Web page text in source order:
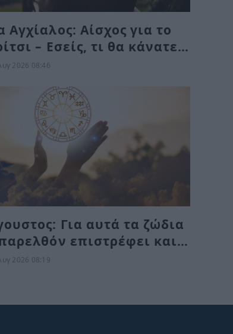
Αγχίαλος: Αίσχος για το
– Εσείς, τι θα κάνατε
αηδιαστική υπόθεση με
κόρη;
2026 08:46
Για αυτά τα ζώδια
επιστρέφει και
παλιοί κύκλοι το
2026 08:19